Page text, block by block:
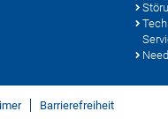
Barrierefreiheit